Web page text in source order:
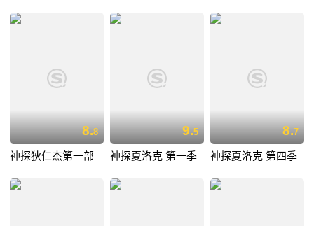
8.8
神探狄仁杰第一部
9.5
神探夏洛克 第一季
8.7
神探夏洛克 第四季